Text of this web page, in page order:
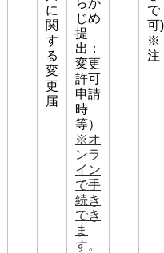
に
関
す
る
変
更
届
じめ
提
出：
変更
許可
申請
時
等）
※オ
ンラ
イン
で手
続き
でき
ま
す。
で
可)
※
注